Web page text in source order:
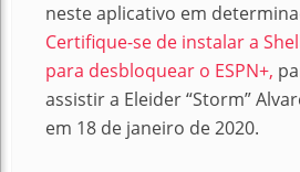
neste aplicativo em
Certifique-se de instalar a
para desbloquear o ESPN+,
assistir a Eleider “Storm”
em 18 de janeiro de 2020.